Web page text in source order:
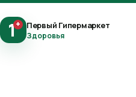
1+ Первый Гипермаркет
Здоровья